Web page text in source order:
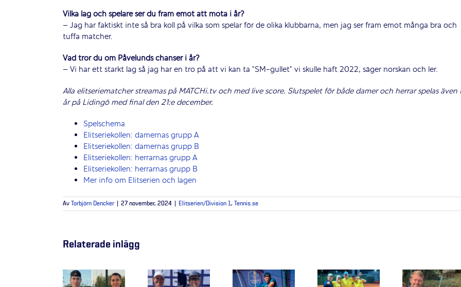
Vilka lag och spelare ser du fram emot att möta i år?
– Jag har faktiskt inte så bra koll på vilka som spelar för de olika klubbarna, men jag ser fram emot många bra och
tuffa matcher.
Vad tror du om Påvelunds chanser i år?
– Vi har ett starkt lag så jag har en tro på att vi kan ta ”SM-gullet” vi skulle haft 2022, säger norskan och ler.
Alla elitseriematcher streamas på MATCHi.tv och med live score. Slutspelet för både damer och herrar spelas även i
år på Lidingö med final den 21:e december.
Spelschema
Elitseriekollen: damernas grupp A
Elitseriekollen: damernas grupp B
Elitseriekollen: herrarnas grupp A
Elitseriekollen: herrarnas grupp B
Mer info om Elitserien och lagen
Av Torbjörn Dencker 27 november, 2024 Elitserien/Division 1, Tennis.se
Relaterade inlägg